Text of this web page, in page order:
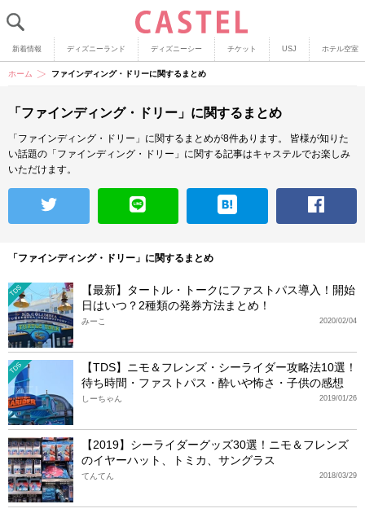
新着情報 ディズニーランド ディズニーシー チケット USJ ホテル空室
ホーム ファインディング・ドリーに関するまとめ
「ファインディング・ドリー」に関するまとめ
「ファインディング・ドリー」に関するまとめが8件あります。
皆様が知りた
い話題の「ファインディング・ドリー」に関する記事はキャステルでお楽しみ
いただけます。
「ファインディング・ドリー」に関するまとめ
TDS
【最新】タートル・トークにファストパス導入！開始
日はいつ？2種類の発券方法まとめ！
2020/02/04
みーこ
TDS
【TDS】ニモ＆フレンズ・シーライダー攻略法10選！
待ち時間・ファストパス・酔いや怖さ・子供の感想
2019/01/26
しーちゃん
【2019】シーライダーグッズ30選！ニモ＆フレンズ
のイヤーハット、トミカ、サングラス
2018/03/29
てんてん